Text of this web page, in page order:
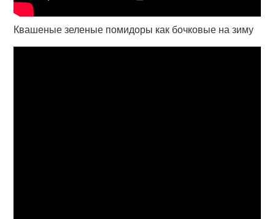
Квашеные зеленые помидоры как бочковые на зиму